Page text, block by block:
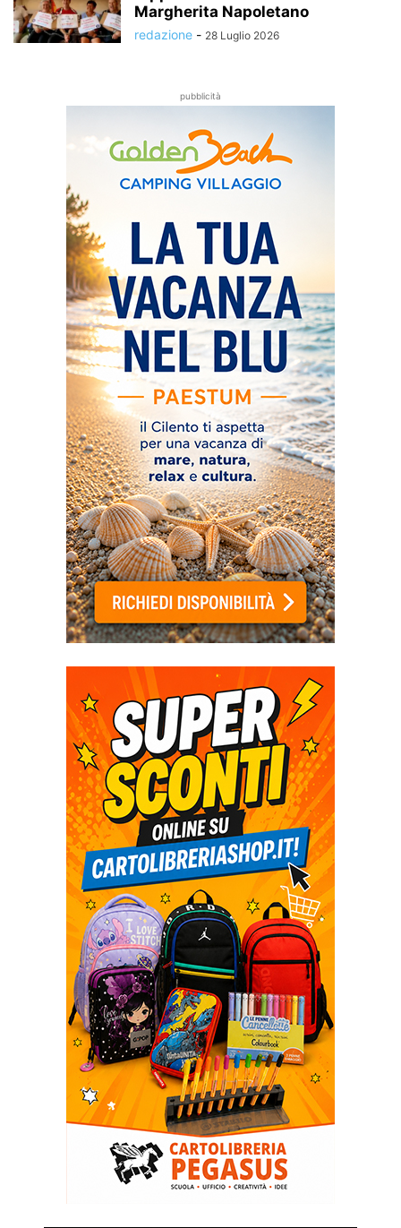
Margherita Napoletano
redazione - 28 Luglio 2026
pubblicità